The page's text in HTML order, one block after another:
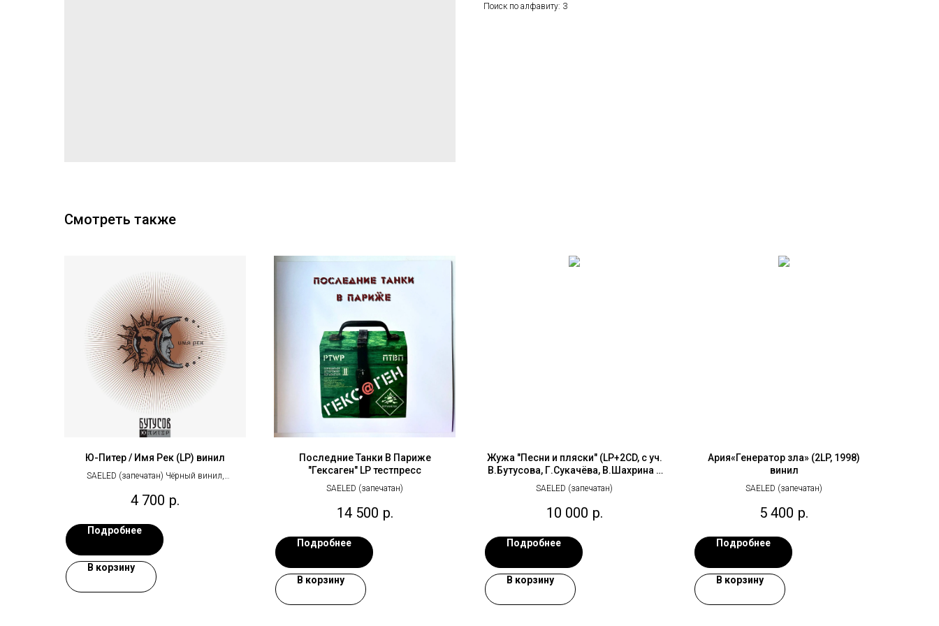
Поиск по алфавиту: З
Смотреть также
Ю-Питер / Имя Рек (LP) винил
SAELED (запечатан) Чёрный винил,
Производство - Германия.
4 700 р.
Подробнее
В корзину
Последние Танки В Париже
"Гексаген" LP тестпресс
SAELED (запечатан)
14 500 р.
Подробнее
В корзину
Жужа "Песни и пляски" (LP+2CD, с уч.
В.Бутусова, Г.Сукачёва, В.Шахрина и
др.) винил
SAELED (запечатан)
10 000 р.
Подробнее
В корзину
Ария«Генератор зла» (2LP, 1998)
винил
SAELED (запечатан)
5 400 р.
Подробнее
В корзину